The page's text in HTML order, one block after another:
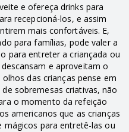
e ofereça drinks para
recepcioná-los, e assim
mais confortáveis. E,
para famílias, pode valer a
para entreter a criançada ou
e aproveitam o
das crianças pense em
sobremesas criativas, não
o momento da refeição
americanos que as crianças
para entretê-las ou